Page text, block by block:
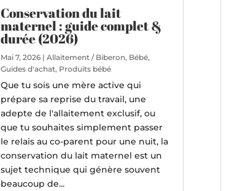
Conservation du lait
maternel : guide complet &
durée (2026)
Mai 7, 2026| Allaitement / Biberon, Bébé,
Guides d'achat, Produits bébé
Que tu sois une mère active qui
prépare sa reprise du travail, une
adepte de l'allaitement exclusif, ou
que tu souhaites simplement passer
le relais au co-parent pour une nuit, la
conservation du lait maternel est un
sujet technique qui génère souvent
beaucoup de...